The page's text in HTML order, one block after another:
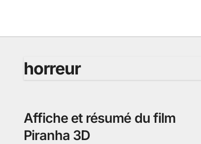
horreur
Affiche et résumé du film
Piranha 3D